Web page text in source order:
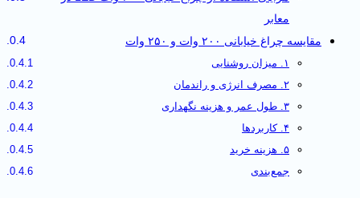
معابر
مقایسه چراغ خیابانی ۲۰۰ وات و ۲۵۰ وات
۱. میزان روشنایی
۲. مصرف انرژی و راندمان
۳. طول عمر و هزینه نگهداری
۴. کاربردها
۵. هزینه خرید
جمع‌بندی